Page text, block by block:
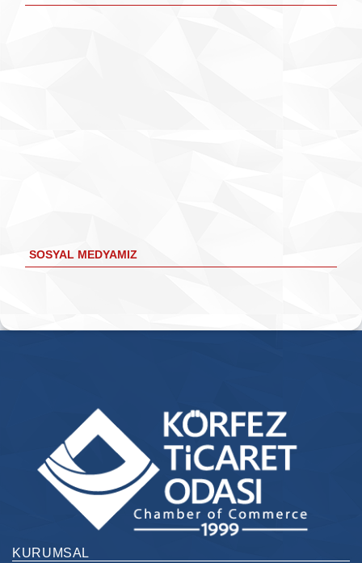
SOSYAL MEDYAMIZ
KURUMSAL